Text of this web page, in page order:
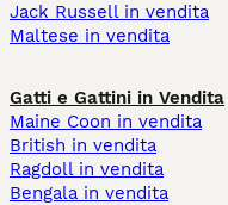
Jack Russell in vendita
Maltese in vendita
Gatti e Gattini in Vendita
Maine Coon in vendita
British in vendita
Ragdoll in vendita
Bengala in vendita